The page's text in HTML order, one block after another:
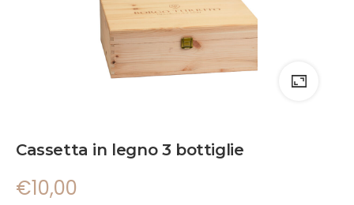
Cassetta in legno 3 bottiglie
€10,00